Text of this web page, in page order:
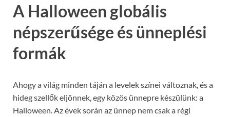
A Halloween globális
népszerűsége és ünneplési
formák
Ahogy a világ minden táján a levelek színei változnak, és a
hideg szellők eljönnek, egy közös ünnepre készülünk: a
Halloween. Az évek során az ünnep nem csak a régi